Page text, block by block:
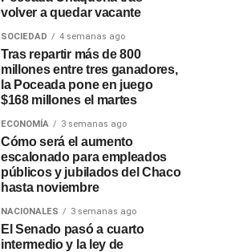
volver a quedar vacante
SOCIEDAD 4 semanas ago
Tras repartir más de 800
millones entre tres ganadores,
la Poceada pone en juego
$168 millones el martes
ECONOMÍA 3 semanas ago
Cómo será el aumento
escalonado para empleados
públicos y jubilados del Chaco
hasta noviembre
NACIONALES 3 semanas ago
El Senado pasó a cuarto
intermedio y la ley de